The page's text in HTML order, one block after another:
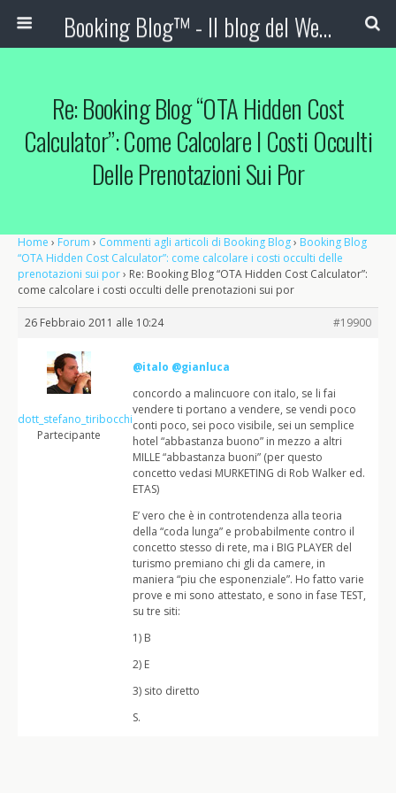
Booking Blog™ - Il blog del Web Marketing Turistico
Re: Booking Blog “OTA Hidden Cost
Calculator”: Come Calcolare I Costi Occulti
Delle Prenotazioni Sui Por
Home › Forum › Commenti agli articoli di Booking Blog› Booking Blog
“OTA Hidden Cost Calculator”: come calcolare i costi occulti delle
prenotazioni sui por› Re: Booking Blog “OTA Hidden Cost Calculator”:
come calcolare i costi occulti delle prenotazioni sui por
26 Febbraio 2011 alle 10:24 #19900
dott_stefano_tiribocchi
Partecipante
@italo @gianluca
concordo a malincuore con italo, se li fai
vendere ti portano a vendere, se vendi poco
conti poco, sei poco visibile, sei un semplice
hotel “abbastanza buono” in mezzo a altri
MILLE “abbastanza buoni” (per questo
concetto vedasi MURKETING di Rob Walker ed.
ETAS)
E’ vero che è in controtendenza alla teoria
della “coda lunga” e probabilmente contro il
concetto stesso di rete, ma i BIG PLAYER del
turismo premiano chi gli da camere, in
maniera “piu che esponenziale”. Ho fatto varie
prove e mi sono attestato, e sono in fase TEST,
su tre siti:
1) B
2) E
3) sito diretto
S.